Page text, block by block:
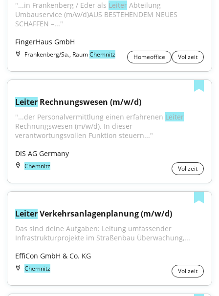
"...in Frankenberg / Eder als Leiter Abteilung
Umbauservice (m/w/d)AUS BESTEHENDEM NEUES
SCHAFFEN –..."
FingerHaus GmbH
Frankenberg/Sa., RaumChemnitz Homeoffice Vollzeit
Leiter Rechnungswesen (m/w/d)
"...der Personalvermittlung einen erfahrenen Leiter
Rechnungswesen (m/w/d). In dieser
verantwortungsvollen Funktion steuern..."
DIS AG Germany
Chemnitz Vollzeit
Leiter Verkehrsanlagenplanung (m/w/d)
Das sind deine Aufgaben: Leitung umfassender
Infrastrukturprojekte im Straßenbau Überwachung,...
EffiCon GmbH & Co. KG
Chemnitz Vollzeit